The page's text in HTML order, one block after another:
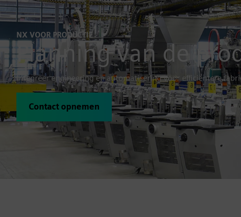
NX VOOR PRODUCTIE
Planning van de
Integreer engineering en automatisering voor efficiëntere
Contact opnemen